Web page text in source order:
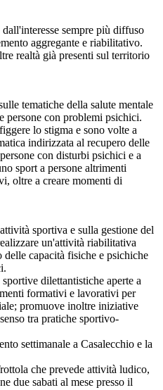
sempre più diffuso
aggregante e riabilitativo.
realtà già presenti sul territorio
tematiche della salute mentale
persone con problemi psichici.
lo stigma e sono volte a
indirizzata al recupero delle
con disturbi psichici e a
sport a persone altrimenti
oltre a creare momenti di
sportiva e sulla gestione del
un'attività riabilitativa
capacità fisiche e psichiche
dilettantistiche aperte a
formativi e lavorativi per
promuove inoltre iniziative
tra pratiche sportivo-
settimanale a Casalecchio e la
che prevede attività ludico,
due sabati al mese presso il